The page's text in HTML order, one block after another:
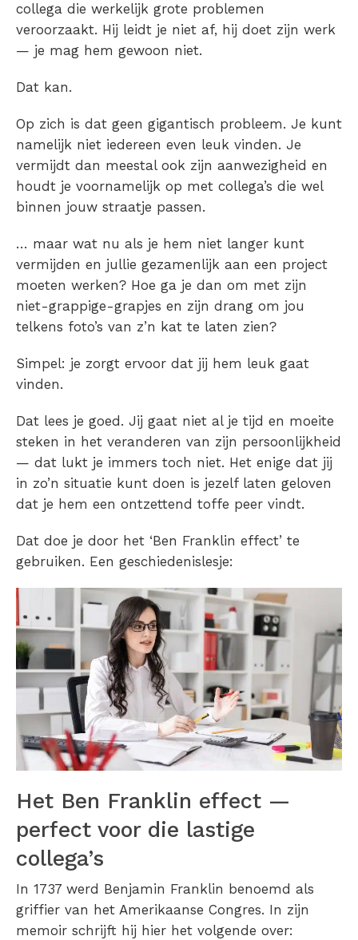
collega die werkelijk grote problemen
veroorzaakt. Hij leidt je niet af, hij doet zijn werk
— je mag hem gewoon niet.
Dat kan.
Op zich is dat geen gigantisch probleem. Je kunt
namelijk niet iedereen even leuk vinden. Je
vermijdt dan meestal ook zijn aanwezigheid en
houdt je voornamelijk op met collega’s die wel
binnen jouw straatje passen.
… maar wat nu als je hem niet langer kunt
vermijden en jullie gezamenlijk aan een project
moeten werken? Hoe ga je dan om met zijn
niet-grappige-grapjes en zijn drang om jou
telkens foto’s van z’n kat te laten zien?
Simpel: je zorgt ervoor dat jij hem leuk gaat
vinden.
Dat lees je goed. Jij gaat niet al je tijd en moeite
steken in het veranderen van zijn persoonlijkheid
— dat lukt je immers toch niet. Het enige dat jij
in zo’n situatie kunt doen is jezelf laten geloven
dat je hem een ontzettend toffe peer vindt.
Dat doe je door het ‘Ben Franklin effect’ te
gebruiken. Een geschiedenislesje:
Het Ben Franklin effect —
perfect voor die lastige
collega’s
In 1737 werd Benjamin Franklin benoemd als
griffier van het Amerikaanse Congres. In zijn
memoir schrijft hij hier het volgende over: